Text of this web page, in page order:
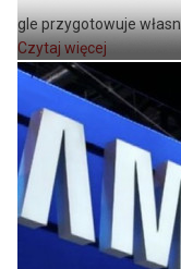
gle przygotowuje
Czytaj więcej